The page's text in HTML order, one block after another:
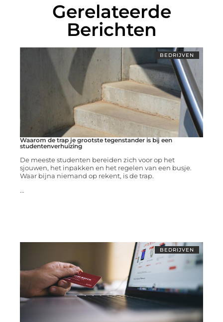
Gerelateerde
Berichten
BEDRIJVEN
Waarom de trap je grootste tegenstander is bij een
studentenverhuizing
De meeste studenten bereiden zich voor op het
sjouwen, het inpakken en het regelen van een busje.
Waar bijna niemand op rekent, is de trap.
...
BEDRIJVEN